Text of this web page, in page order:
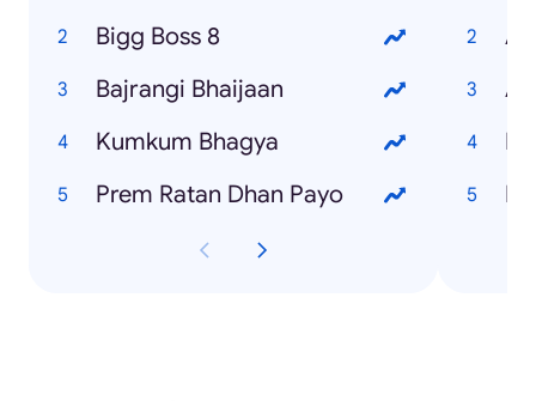
Bigg Boss 8
Bajrangi Bhaijaan
Kumkum Bhagya
Prem Ratan Dhan Payo